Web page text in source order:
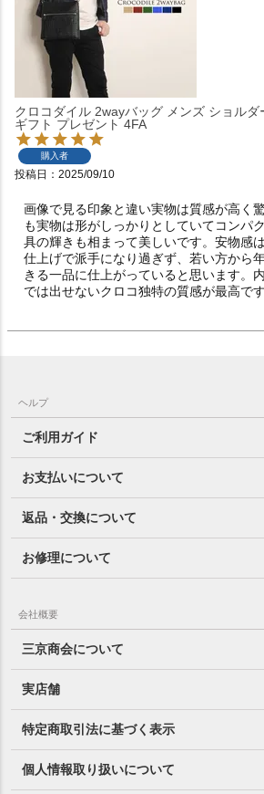
クロコダイル 2wayバッグ メンズ ショル
ギフト プレゼント 4FA
購入者
投稿日 2025/09/10
画像で見る印象と違い実物は質感が高く
も実物は形がしっかりとしていてコンパ
具の輝きも相まって美しいです。安物感
仕上げで派手になり過ぎず、若い方から
きる一品に仕上がっていると思います。
では出せないクロコ独特の質感が最高です
ヘルプ
ご利用ガイド
お支払いについて
返品・交換について
お修理について
会社概要
三京商会について
実店舗
特定商取引法に基づく表示
個人情報取り扱いについて